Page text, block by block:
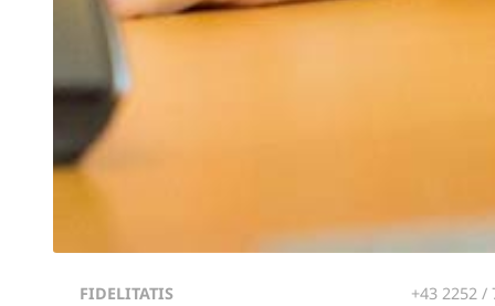
FIDELITATIS
+43 2252 /